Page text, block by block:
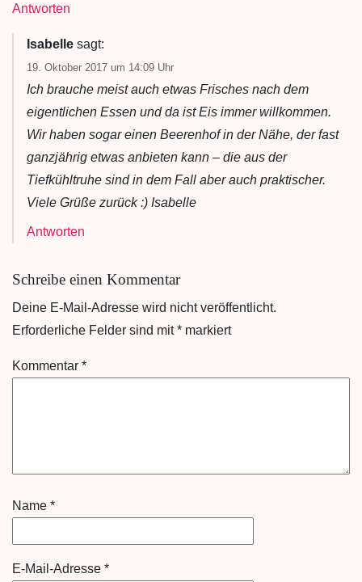
Antworten
Isabelle sagt:
19. Oktober 2017 um 14:09 Uhr
Ich brauche meist auch etwas Frisches nach dem
eigentlichen Essen und da ist Eis immer willkommen.
Wir haben sogar einen Beerenhof in der Nähe, der fast
ganzjährig etwas anbieten kann – die aus der
Tiefkühltruhe sind in dem Fall aber auch praktischer.
Viele Grüße zurück :) Isabelle
Antworten
Schreibe einen Kommentar
Deine E-Mail-Adresse wird nicht veröffentlicht.
Erforderliche Felder sind mit* markiert
Kommentar *
Name *
E-Mail-Adresse *